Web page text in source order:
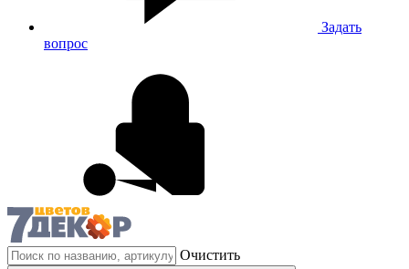
Задать
вопрос
Очистить